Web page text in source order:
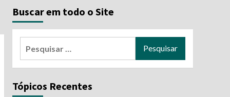
Buscar em todo o Site
Tópicos Recentes